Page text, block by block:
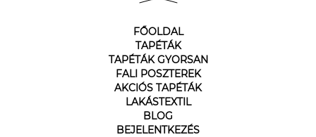
FŐOLDAL
TAPÉTÁK
TAPÉTÁK GYORSAN
FALI POSZTEREK
AKCIÓS TAPÉTÁK
LAKÁSTEXTIL
BLOG
BEJELENTKEZÉS